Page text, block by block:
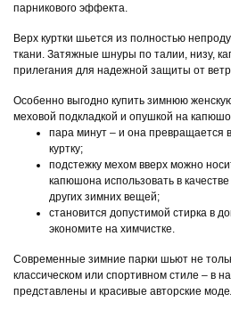
парникового эффекта.
Верх куртки шьется из полностью
ткани. Затяжные шнуры по талии, низу,
прилегания для надежной защиты от
Особенно выгодно купить зимнюю
меховой подкладкой и опушкой на
пара минут – и она превращается
куртку;
подстежку мехом вверх можно
капюшона использовать в
других зимних вещей;
становится допустимой стирка в
экономите на химчистке.
Современные зимние парки шьют не
классическом или спортивном стиле – в
представлены и красивые авторские